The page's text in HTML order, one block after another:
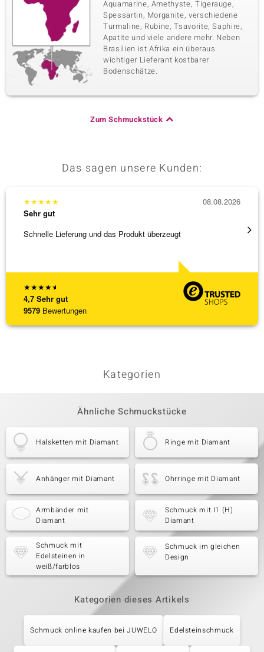
Aquamarine, Amethyste, Tigerauge,
Spessartin, Morganite, verschiedene
Turmaline, Rubine, Tsavorite, Saphire,
Apatite und viele andere mehr. Neben
Brasilien ist Afrika ein überaus
wichtiger Lieferant kostbarer
Bodenschätze.
Zum Schmuckstück
Das sagen unsere Kunden:
★★★★★
4,7 Sehr gut
9579 Bewertungen
★★★★★
Sehr gut
Schnelle Lieferung und das Produkt überzeugt
08.08.2026
Kategorien
Ähnliche Schmuckstücke
Halsketten mit Diamant Ringe mit Diamant
Anhänger mit Diamant Ohrringe mit Diamant
Armbänder mit
Diamant
Schmuck mit I1 (H)
Diamant
Schmuck mit
Edelsteinen in
weiß/farblos
Schmuck im gleichen
Design
Kategorien dieses Artikels
Schmuck online kaufen bei JUWELO Edelsteinschmuck